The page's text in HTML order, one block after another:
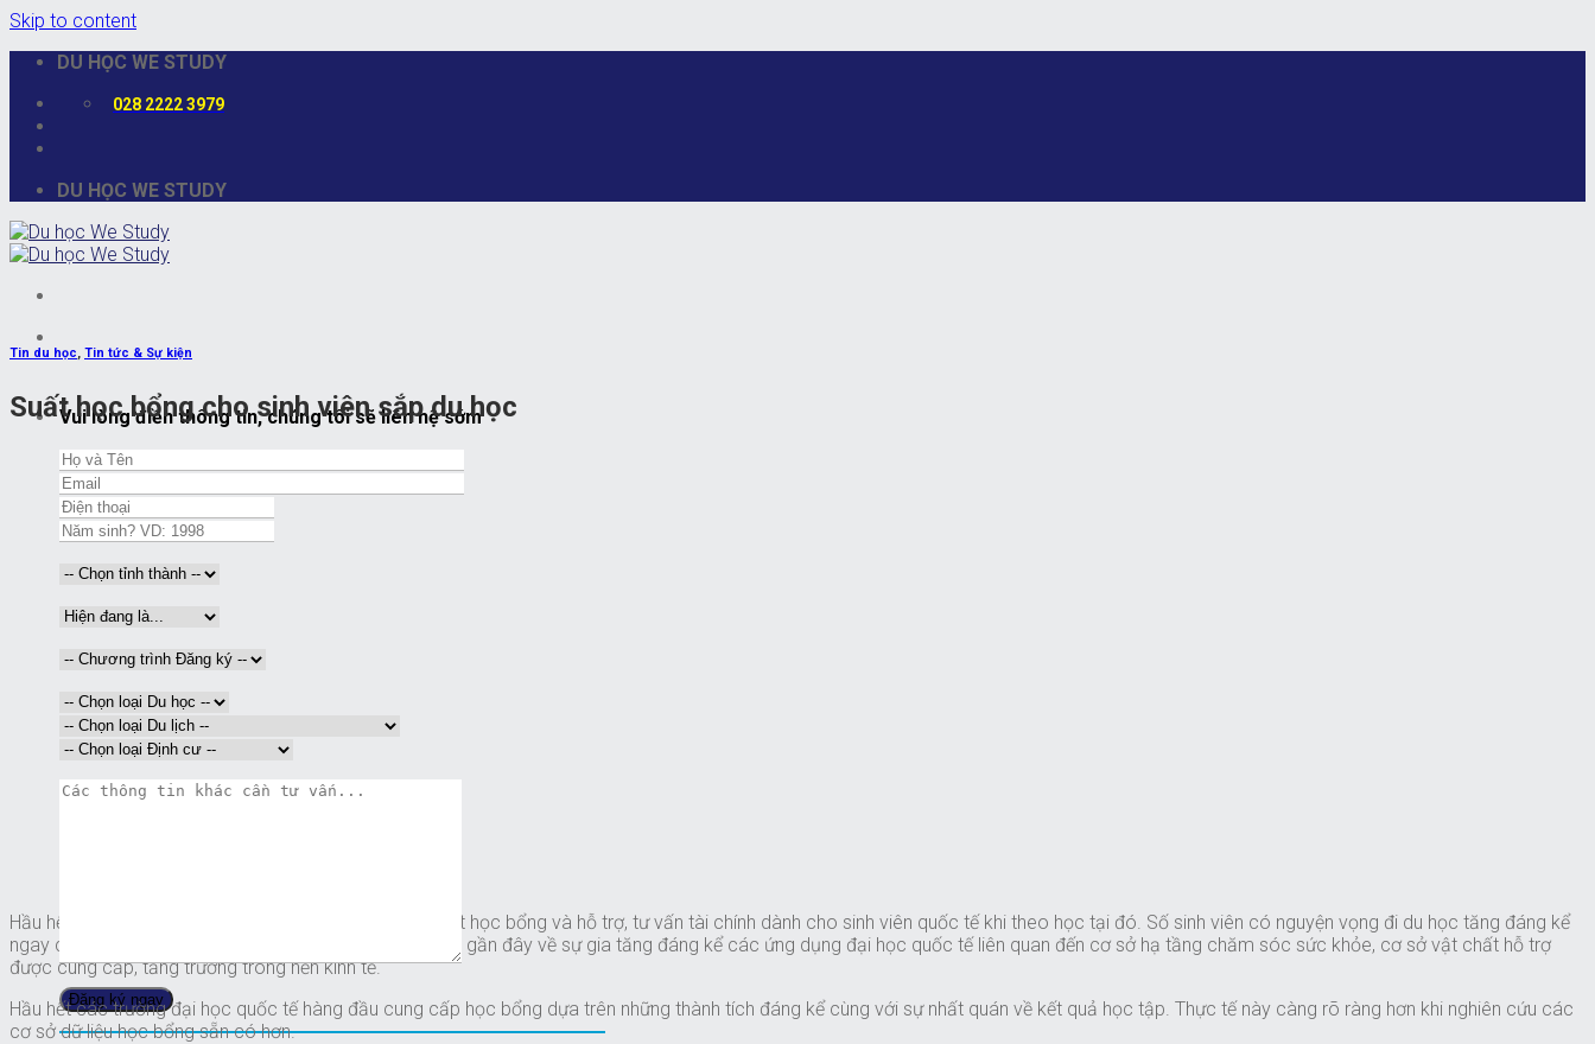
Skip to content
DU HỌC WE STUDY
028 2222 3979
DU HỌC WE STUDY
Vui lòng điền thông tin, chúng tôi sẽ liên hệ sớm
Tin du học, Tin tức & Sự kiện
Suất học bổng cho sinh viên sắp du học
Hầu hết các quốc gia trên toàn thế giới đều có các suất học bổng và hỗ trợ, tư vấn tài chính dành cho sinh viên quốc tế khi theo học tại đó. Số sinh viên có nguyện vọng đi du học tăng đáng kể
ngay cả trong mùa Covid. Các yếu tố gây ra hiện tượng gần đây về sự gia tăng đáng kể các ứng dụng đại học quốc tế liên quan đến cơ sở hạ tầng chăm sóc sức khỏe, cơ sở vật chất hỗ trợ
được cung cấp, tăng trưởng trong nền kinh tế.
Hầu hết các trường đại học quốc tế hàng đầu cung cấp học bổng dựa trên những thành tích đáng kể cùng với sự nhất quán về kết quả học tập. Thực tế này càng rõ ràng hơn khi nghiên cứu các
cơ sở dữ liệu học bổng sẵn có hơn.